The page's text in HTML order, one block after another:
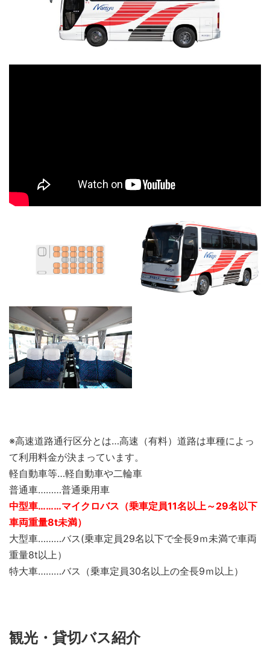
※高速道路通行区分とは…高速（有料）道路は車種によっ
て利用料金が決まっています。
軽自動車等…軽自動車や二輪車
普通車………普通乗用車
中型車………マイクロバス（乗車定員11名以上～29名以下
車両重量8t未満）
大型車………バス(乗車定員29名以下で全長9ｍ未満で車両
重量8t以上）
特大車………バス（乗車定員30名以上の全長9ｍ以上）
観光・貸切バス紹介